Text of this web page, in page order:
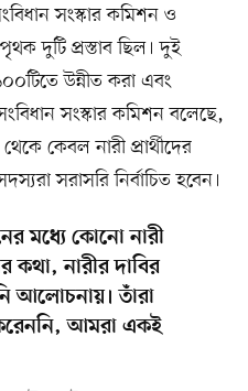
সংস্কার কমিশন ও
পৃথক দুটি প্রস্তাব ছিল। দুই
উন্নীত করা এবং
সংস্কার কমিশন বলেছে,
কেবল নারী প্রার্থীদের
সরাসরি নির্বাচিত হবেন।
মধ্যে কোনো নারী
কথা, নারীর দাবির
আলোচনায়। তাঁরা
আমরা একই